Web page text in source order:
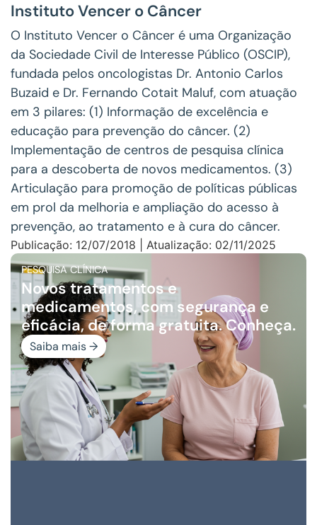
Instituto Vencer o Câncer
O Instituto Vencer o Câncer é uma Organização
da Sociedade Civil de Interesse Público (OSCIP),
fundada pelos oncologistas Dr. Antonio Carlos
Buzaid e Dr. Fernando Cotait Maluf, com atuação
em 3 pilares: (1) Informação de excelência e
educação para prevenção do câncer. (2)
Implementação de centros de pesquisa clínica
para a descoberta de novos medicamentos. (3)
Articulação para promoção de políticas públicas
em prol da melhoria e ampliação do acesso à
prevenção, ao tratamento e à cura do câncer.
Publicação: 12/07/2018 | Atualização: 02/11/2025
PESQUISA CLÍNICA
Novos tratamentos e
medicamentos, com segurança e
eficácia, de forma gratuita. Conheça.
Saiba mais →